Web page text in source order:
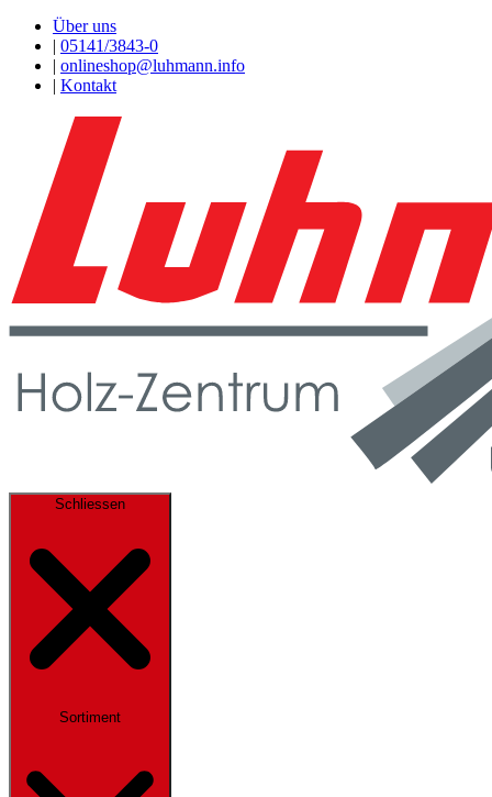
Über uns
| 05141/3843-0
| onlineshop@luhmann.info
| Kontakt
Schliessen
Sortiment